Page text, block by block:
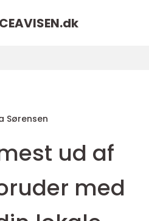
dk
Sørensen
ud af
med